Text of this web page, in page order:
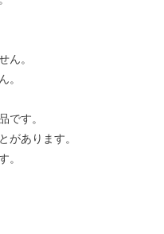
。
。
す。
あります。
。